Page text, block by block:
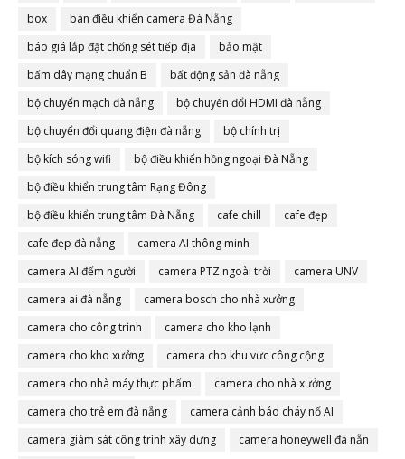
box
bàn điều khiển camera Đà Nẵng
báo giá lắp đặt chống sét tiếp địa
bảo mật
bấm dây mạng chuẩn B
bất động sản đà nẵng
bộ chuyển mạch đà nẵng
bộ chuyển đổi HDMI đà nẵng
bộ chuyển đổi quang điện đà nẵng
bộ chính trị
bộ kích sóng wifi
bộ điều khiển hồng ngoại Đà Nẵng
bộ điều khiển trung tâm Rạng Đông
bộ điều khiển trung tâm Đà Nẵng
cafe chill
cafe đẹp
cafe đẹp đà nẵng
camera AI thông minh
camera AI đếm người
camera PTZ ngoài trời
camera UNV
camera ai đà nẵng
camera bosch cho nhà xưởng
camera cho công trình
camera cho kho lạnh
camera cho kho xưởng
camera cho khu vực công cộng
camera cho nhà máy thực phẩm
camera cho nhà xưởng
camera cho trẻ em đà nẵng
camera cảnh báo cháy nổ AI
camera giám sát công trình xây dựng
camera honeywell đà nẵn